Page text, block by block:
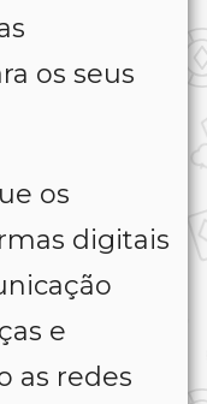
os seus
os
digitais
e
as redes